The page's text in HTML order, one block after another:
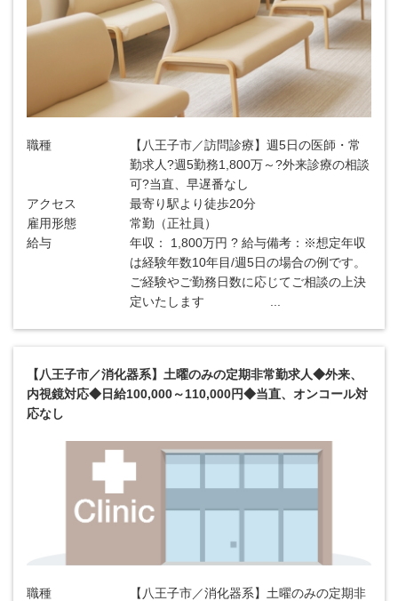
職種
【八王子市／訪問診療】週5日の医師・常
勤求人?週5勤務1,800万～?外来診療の相談
可?当直、早遅番なし
アクセス
最寄り駅より徒歩20分
雇用形態
常勤（正社員）
給与
年収： 1,800万円 ? 給与備考：※想定年収
は経験年数10年目/週5日の場合の例です。
ご経験やご勤務日数に応じてご相談の上決
定いたします ...
【八王子市／消化器系】土曜のみの定期非常勤求人◆外来、
内視鏡対応◆日給100,000～110,000円◆当直、オンコール対
応なし
職種
【八王子市／消化器系】土曜のみの定期非